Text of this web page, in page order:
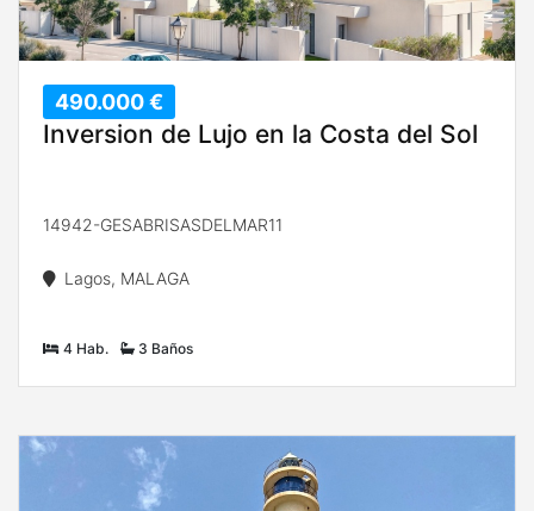
490.000 €
Inversion de Lujo en la Costa del Sol
14942-GESABRISASDELMAR11
Lagos, MALAGA
4 Hab. 3 Baños